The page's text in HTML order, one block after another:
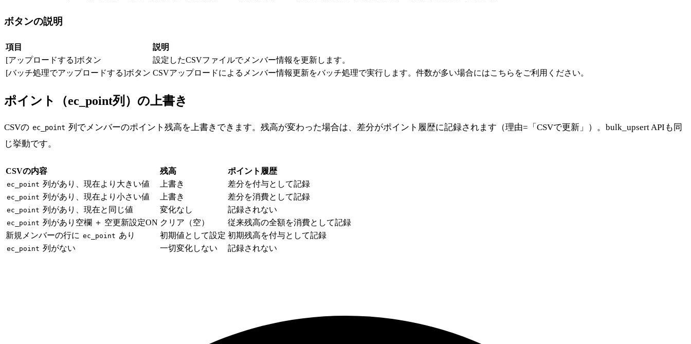
ボタンの説明
項目
説明
[アップロードする]ボタン
設定したCSVファイルでメンバー情報を更新します。
[バッチ処理でアップロードする]ボタン CSVアップロードによるメンバー情報更新をバッチ処理で実行します。件数が多い場合にはこちらをご利用ください。
ポイント（ec_point列）の上書き
CSVの ec_point 列でメンバーのポイント残高を上書きできます。残高が変わった場合は、差分がポイント履歴に記録されます（理由=「CSVで更新」）。bulk_upsert APIも同
じ挙動です。
CSVの内容 残高 ポイント履歴
ec_point 列があり、現在より大きい値 上書き 差分を付与として記録
ec_point 列があり、現在より小さい値 上書き 差分を消費として記録
ec_point 列があり、現在と同じ値 変化なし 記録されない
ec_point 列があり空欄 ＋ 空更新設定ON クリア（空）
従来残高の全額を消費として記録
新規メンバーの行に ec_point あり 初期値として設定 初期残高を付与として記録
ec_point 列がない 一切変化しない 記録されない